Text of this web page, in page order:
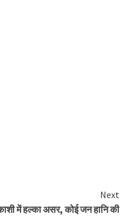
Next
में हल्का असर, कोई जन हानि की